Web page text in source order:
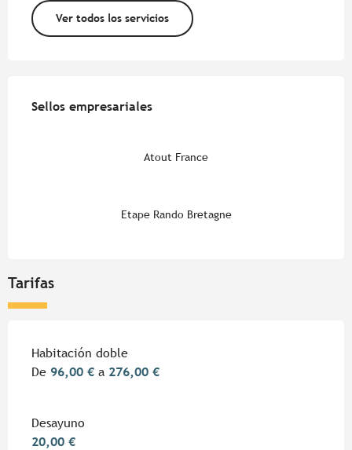
Ver todos los servicios
Sellos empresariales
Sellos empresariales
Atout France
Etape Rando Bretagne
Tarifas
Tarifas 2026
Habitación doble
De 96,00 € a 276,00 €
Desayuno
20,00 €